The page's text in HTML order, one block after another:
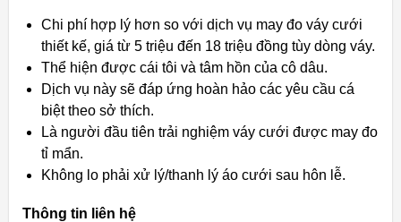
Chi phí hợp lý hơn so với dịch vụ may đo váy cưới
thiết kế, giá từ 5 triệu đến 18 triệu đồng tùy dòng váy.
Thể hiện được cái tôi và tâm hồn của cô dâu.
Dịch vụ này sẽ đáp ứng hoàn hảo các yêu cầu cá
biệt theo sở thích.
Là người đầu tiên trải nghiệm váy cưới được may đo
tỉ mẩn.
Không lo phải xử lý/thanh lý áo cưới sau hôn lễ.
Thông tin liên hệ